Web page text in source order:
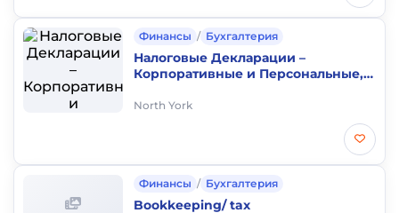
Финансы / Бухгалтерия
Налоговые Декларации –
Корпоративные и Персональные,
North York
Финансы / Бухгалтерия
Bookkeeping/ tax